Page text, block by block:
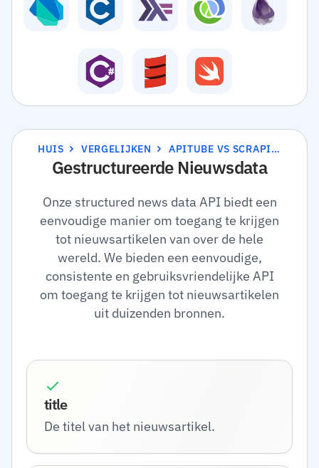
HUIS VERGELIJKEN APITUBE VS SCRAPINGBEE
Gestructureerde Nieuwsdata
Onze structured news data API biedt een
eenvoudige manier om toegang te krijgen
tot nieuwsartikelen van over de hele
wereld. We bieden een eenvoudige,
consistente en gebruiksvriendelijke API
om toegang te krijgen tot nieuwsartikelen
uit duizenden bronnen.
title
De titel van het nieuwsartikel.